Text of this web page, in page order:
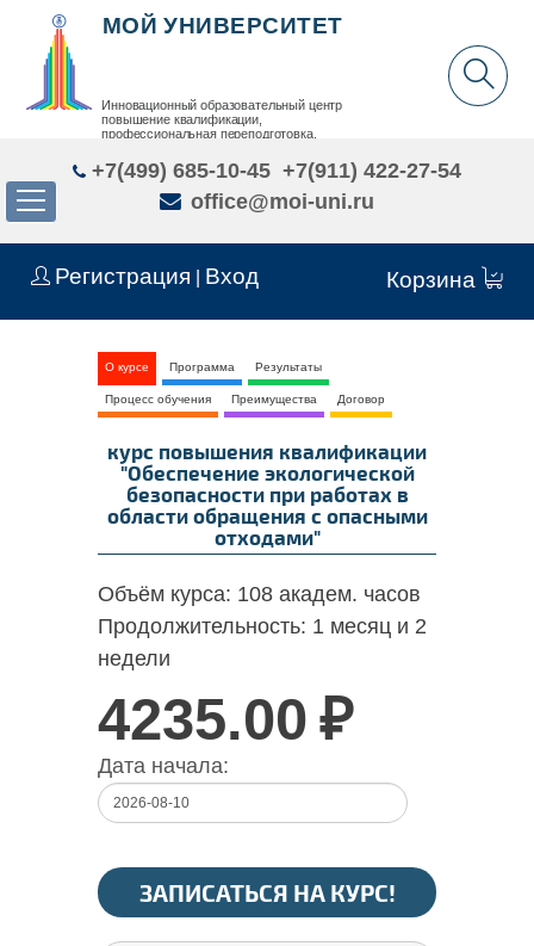
Регистрация Вход Корзина
МОЙ УНИВЕРСИТЕТ
Инновационный образовательный центр
повышение квалификации,
профессиональная переподготовка,
+7(499) 685-10-45 +7(911) 422-27-54
office@moi-uni.ru
О курсе Программа Результаты
Процесс обучения Преимущества Договор
курс повышения квалификации
"Обеспечение экологической
безопасности при работах в
области обращения с опасными
отходами"
Объём курса: 108 академ. часов
Продолжительность: 1 месяц и 2
недели
4235.00 ₽
Дата начала:
ЗАПИСАТЬСЯ НА КУРС!